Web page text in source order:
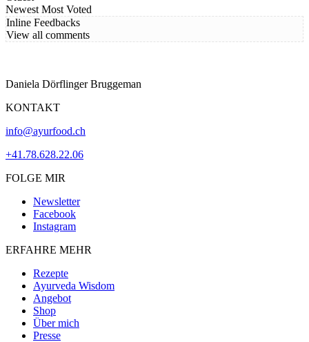
Newest Most Voted
Inline Feedbacks
View all comments
Daniela Dörflinger Bruggeman
KONTAKT
info@ayurfood.ch
+41.78.628.22.06
FOLGE MIR
Newsletter
Facebook
Instagram
ERFAHRE MEHR
Rezepte
Ayurveda Wisdom
Angebot
Shop
Über mich
Presse